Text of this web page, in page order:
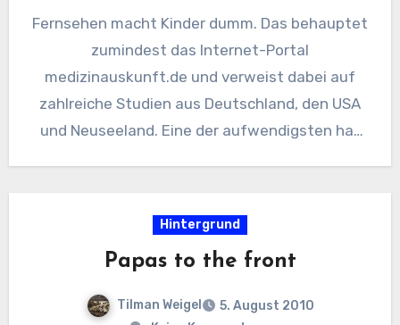
Fernsehen macht Kinder dumm. Das behauptet
zumindest das Internet-Portal
medizinauskunft.de und verweist dabei auf
zahlreiche Studien aus Deutschland, den USA
und Neuseeland. Eine der aufwendigsten hat
Hintergrund
Papas to the front
Tilman Weigel
5. August 2010